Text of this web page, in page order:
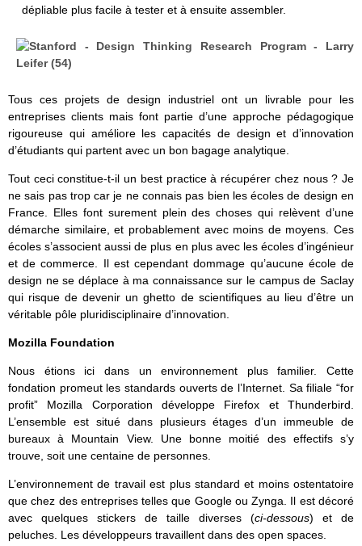
dépliable plus facile à tester et à ensuite assembler.
Tous ces projets de design industriel ont un livrable pour les
entreprises clients mais font partie d’une approche pédagogique
rigoureuse qui améliore les capacités de design et d’innovation
d’étudiants qui partent avec un bon bagage analytique.
Tout ceci constitue-t-il un best practice à récupérer chez nous ? Je
ne sais pas trop car je ne connais pas bien les écoles de design en
France. Elles font surement plein des choses qui relèvent d’une
démarche similaire, et probablement avec moins de moyens. Ces
écoles s’associent aussi de plus en plus avec les écoles d’ingénieur
et de commerce. Il est cependant dommage qu’aucune école de
design ne se déplace à ma connaissance sur le campus de Saclay
qui risque de devenir un ghetto de scientifiques au lieu d’être un
véritable pôle pluridisciplinaire d’innovation.
Mozilla Foundation
Nous étions ici dans un environnement plus familier. Cette
fondation promeut les standards ouverts de l’Internet. Sa filiale “for
profit” Mozilla Corporation développe Firefox et Thunderbird.
L’ensemble est situé dans plusieurs étages d’un immeuble de
bureaux à Mountain View. Une bonne moitié des effectifs s’y
trouve, soit une centaine de personnes.
L’environnement de travail est plus standard et moins ostentatoire
que chez des entreprises telles que Google ou Zynga. Il est décoré
avec quelques stickers de taille diverses (ci-dessous) et de
peluches. Les développeurs travaillent dans des open spaces.